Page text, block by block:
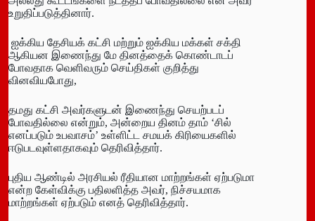
உறுதிப்படுத்தினார்.
ஐக்கிய தேசியக் கட்சி மற்றும் ஐக்கிய மக்கள் சக்தி
ஆகியன இணைந்து மே தினத்தைக் கொண்டாடப்
போவதாக வெளிவரும் செய்திகள் குறித்து
வினவியபோது,
தமது கட்சி அவர்களுடன் இணைந்து செயற்படப்
போவதில்லை என்றும், அன்றைய தினம் தாம் ‘சில்
எனப்படும் உபவாசம்’ உள்ளிட்ட சமயக் கிரியைகளில்
ஈடுபடவுள்ளதாகவும் தெரிவித்தார்.
புதிய ஆண்டில் அரசியல் ரீதியான மாற்றங்கள் ஏற்படுமா
என்ற கேள்விக்கு பதிலளித்த அவர், நிச்சயமாக
மாற்றங்கள் ஏற்படும் எனத் தெரிவித்தார்.